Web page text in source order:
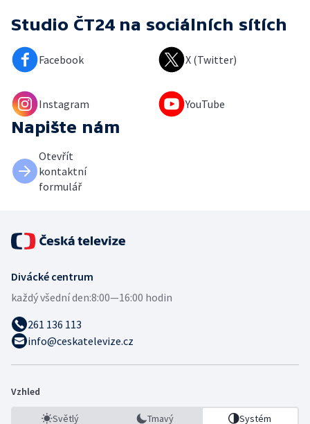
Studio ČT24 na sociálních sítích
Facebook X (Twitter)
Instagram YouTube
Napište nám
Otevřít
kontaktní
formulář
Divácké centrum
každý všední den:8:00—16:00 hodin
261 136 113
info@ceskatelevize.cz
Vzhled
Světlý Tmavý Systém